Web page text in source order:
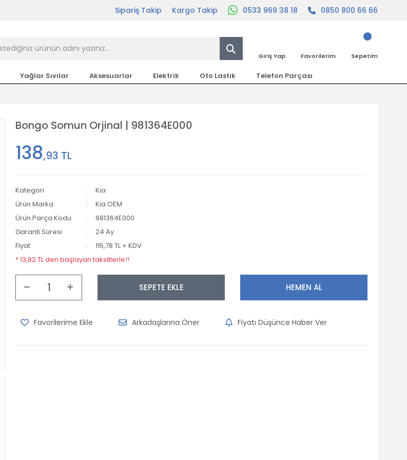
Sipariş Takip Kargo Takip 0533 969 38 18 0850 800 66 66
Giriş Yap Favorilerim Sepetim
Yağlar Sıvılar Aksesuarlar Elektrik Oto Lastik Telefon Parçası
Bongo Somun Orjinal | 981364E000
138,93 TL
Kategori
Kia
Ürün Marka
Kia OEM
Ürün Parça Kodu
981364E000
Garanti Süresi
24 Ay
Fiyat
115,78 TL + KDV
* 13,82 TL den başlayan taksitlerle!!
SEPETE EKLE HEMEN AL
Arkadaşlarına Öner Fiyatı Düşünce Haber Ver